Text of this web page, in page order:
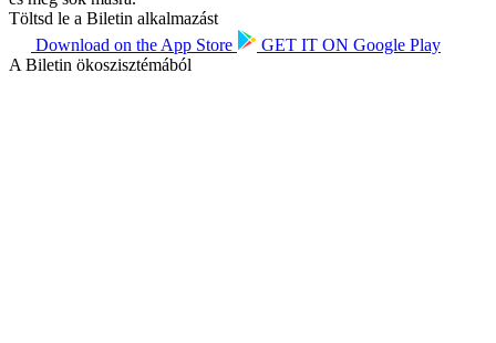
Töltsd le a Biletin alkalmazást
Download on the App Store GET IT ON Google Play
A Biletin ökoszisztémából